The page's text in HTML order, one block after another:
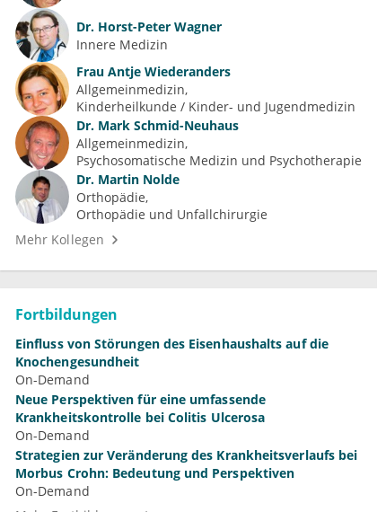
Dr. Horst-Peter Wagner
Innere Medizin
Frau Antje Wiederanders
Allgemeinmedizin
Kinderheilkunde / Kinder- und Jugendmedizin
Dr. Mark Schmid-Neuhaus
Allgemeinmedizin
Psychosomatische Medizin und Psychotherapie
Dr. Martin Nolde
Orthopädie
Orthopädie und Unfallchirurgie
Mehr Kollegen
Fortbildungen
Einfluss von Störungen des Eisenhaushalts auf die
Knochengesundheit
On-Demand
Neue Perspektiven für eine umfassende
Krankheitskontrolle bei Colitis Ulcerosa
On-Demand
Strategien zur Veränderung des Krankheitsverlaufs bei
Morbus Crohn: Bedeutung und Perspektiven
On-Demand